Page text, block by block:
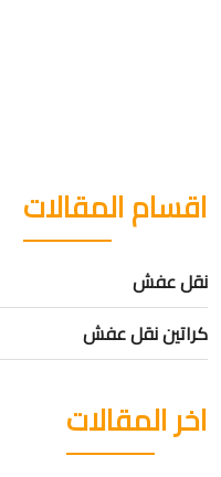
اقسام المقالات
نقل عفش
كراتين نقل عفش
اخر المقالات